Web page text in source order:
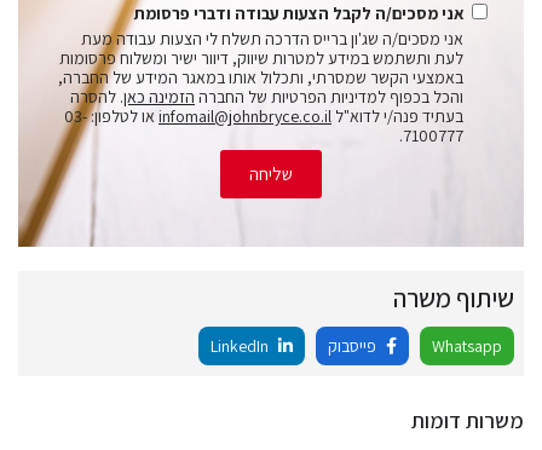
אני מסכים/ה לקבל הצעות עבודה ודברי פרסומת
אני מסכים/ה שג'ון ברייס הדרכה תשלח לי הצעות עבודה מעת
לעת ותשתמש במידע למטרות שיווק, דיוור ישיר ומשלוח פרסומות
באמצעי הקשר שמסרתי, ותכלול אותו במאגר המידע של החברה,
והכל בכפוף למדיניות הפרטיות של החברה הזמינה כאן. להסרה
בעתיד פנה/י לדוא"ל infomail@johnbryce.co.il
או לטלפון: 03-
7100777.
שליחה
שיתוף משרה
Whatsapp פייסבוק
משרות דומות